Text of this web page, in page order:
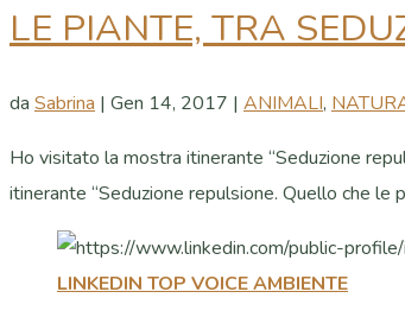
LE PIANTE, TRA
da Sabrina | Gen 14, 2017 | ANIMALI,
Ho visitato la mostra itinerante “Seduzione
itinerante “Seduzione repulsione. Quello che le
LINKEDIN TOP VOICE AMBIENTE